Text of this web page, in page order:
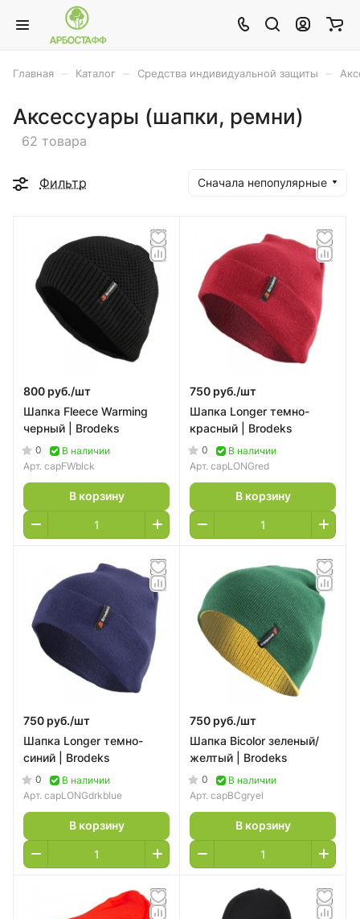
Главная Каталог Средства индивидуальной защиты
Аксессуары (шапки, ремни)
62 товара
Фильтр Сначала непопулярные
800 руб./шт
Шапка Fleece Warming
черный | Brodeks
0
В наличии
Арт. capFWblck
В корзину
750 руб./шт
Шапка Longer темно-
красный | Brodeks
0
В наличии
Арт. capLONGred
В корзину
750 руб./шт
Шапка Longer темно-
синий | Brodeks
0
В наличии
Арт. capLONGdrkblue
В корзину
750 руб./шт
Шапка Bicolor зеленый/
желтый | Brodeks
0
В наличии
Арт. capBCgryel
В корзину